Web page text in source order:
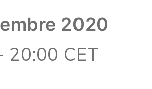
2020
20:00 CET